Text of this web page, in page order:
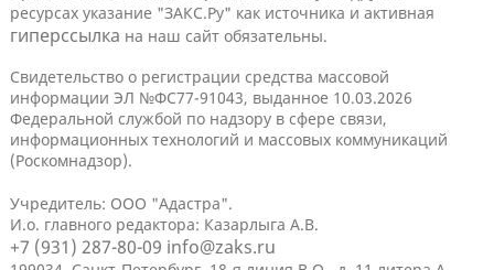
ресурсах указание "ЗАКС.Ру" как источника и активная
гиперссылка на наш сайт обязательны.
Свидетельство о регистрации средства массовой
информации ЭЛ №ФС77-91043, выданное 10.03.2026
Федеральной службой по надзору в сфере связи,
информационных технологий и массовых коммуникаций
(Роскомнадзор).
Учредитель: ООО "Адастра".
И.о. главного редактора: Казарлыга А.В.
+7 (931) 287-80-09 info@zaks.ru